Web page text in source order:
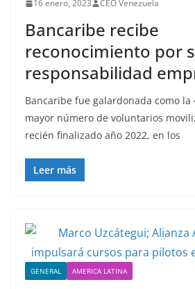
16 enero, 2023 CEO Venezuela
Bancaribe recibe
reconocimiento por
responsabilidad
Bancaribe fue galardonada como la
mayor número de voluntarios
recién finalizado año 2022, en los
Leer más
GENERAL AMERICA LATINA